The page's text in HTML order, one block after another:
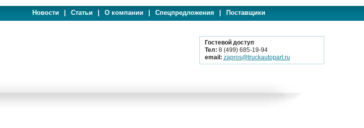
Новости Статьи О компании Спецпредложения Поставщики
Гостевой доступ
Тел: 8 (499) 685-19-94
email: zapros@truckautopart.ru